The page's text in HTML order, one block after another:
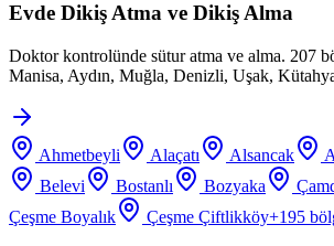
Evde Dikiş Atma ve Dikiş Alma
Doktor kontrolünde sütur atma ve alma. 207
Manisa, Aydın, Muğla, Denizli, Uşak,
Ahmetbeyli Alaçatı Alsancak
Belevi
Bostanlı Bozyaka
Çeşme Boyalık
Çeşme Çiftlikköy+195